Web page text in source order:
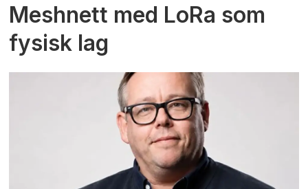
Meshnett med LoRa som
fysisk lag